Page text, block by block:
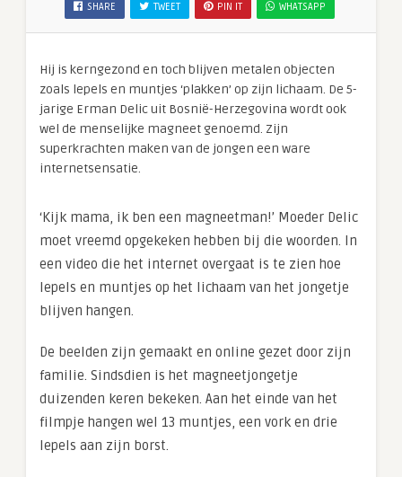
SHARE TWEET PIN IT WHATSAPP
Hij is kerngezond en toch blijven metalen objecten
zoals lepels en muntjes ‘plakken’ op zijn lichaam. De 5-
jarige Erman Delic uit Bosnië-Herzegovina wordt ook
wel de menselijke magneet genoemd. Zijn
superkrachten maken van de jongen een ware
internetsensatie.
‘Kijk mama, ik ben een magneetman!’ Moeder Delic
moet vreemd opgekeken hebben bij die woorden. In
een video die het internet overgaat is te zien hoe
lepels en muntjes op het lichaam van het jongetje
blijven hangen.
De beelden zijn gemaakt en online gezet door zijn
familie. Sindsdien is het magneetjongetje
duizenden keren bekeken. Aan het einde van het
filmpje hangen wel 13 muntjes, een vork en drie
lepels aan zijn borst.